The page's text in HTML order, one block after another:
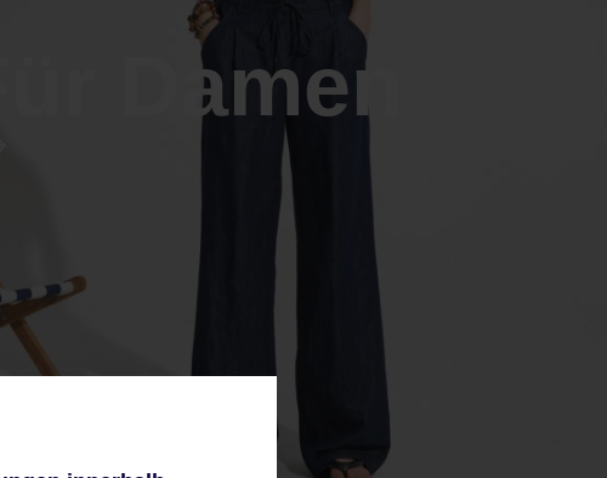
Für Damen